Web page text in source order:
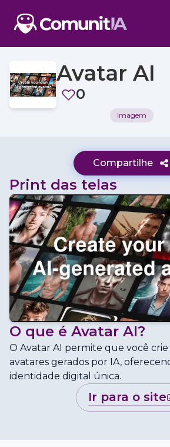
Avatar AI
0
Imagem
Compartilhe
Print das telas
O que é Avatar AI?
O Avatar AI permite que você
avatares gerados por IA,
identidade digital única.
ir para o site